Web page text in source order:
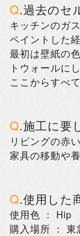
Q.過去のセ
キッチンのガ
ペイントした
最初は壁紙の
トウォールに
ここからすべ
Q.施工に要
リビングの赤
家具の移動や
Q.使用した
使用色 ：
購入場所 ：